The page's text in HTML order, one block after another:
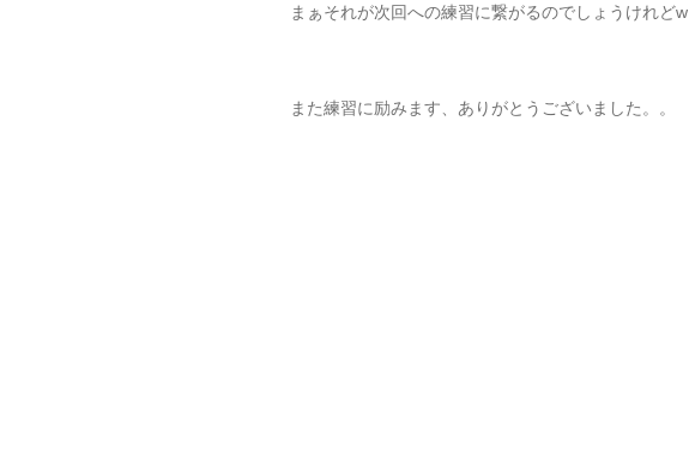
まぁそれが次回への練習に繋がるのでしょうけれどw
また練習に励みます、ありがとうございました。。